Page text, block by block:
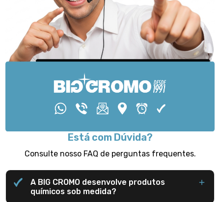
Está com Dúvida?
Consulte nosso FAQ de perguntas frequentes.
A BIG CROMO desenvolve produtos
químicos sob medida?